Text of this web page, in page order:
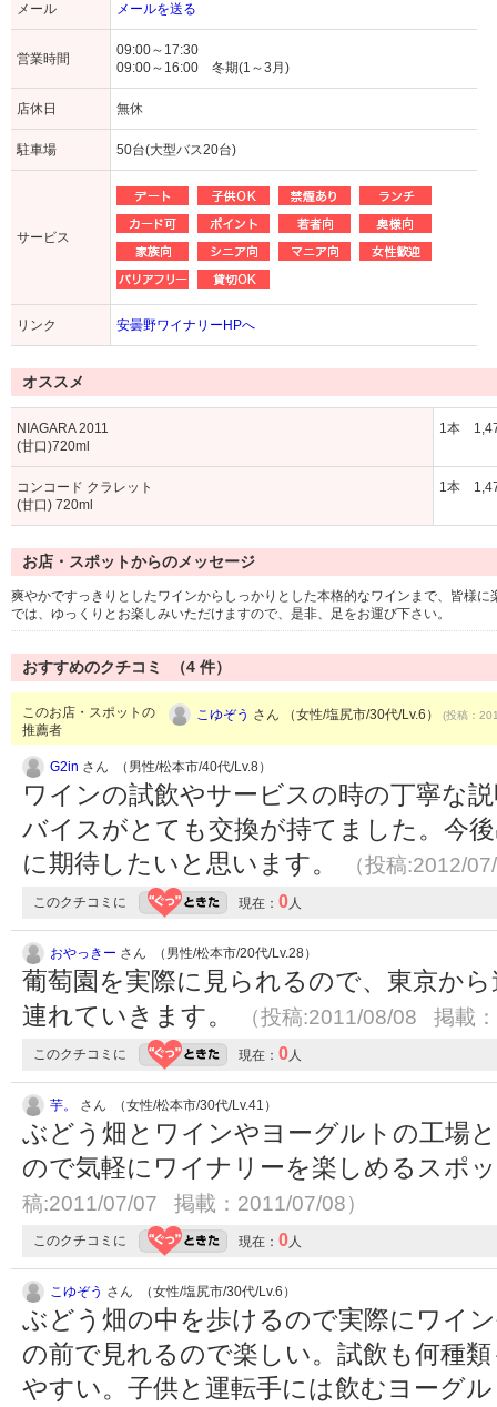
メール メールを送る
営業時間
09:00～17:30
09:00～16:00 冬期(1～3月)
店休日 無休
駐車場 50台(大型バス20台)
サービス
リンク 安曇野ワイナリーHPへ
オススメ
NIAGARA 2011
(甘口)720ml
1本
コンコード クラレット
(甘口) 720ml
1本
お店・スポットからのメッセージ
爽やかですっきりとしたワインからしっかりとした本格的なワインまで、皆様
では、ゆっくりとお楽しみいただけますので、是非、足をお運び下さい。
おすすめのクチコミ （4 件）
このお店・スポットの
推薦者
こゆぞう さん （女性/塩尻市/30代/Lv.6） (投稿：
G2in さん （男性/松本市/40代/Lv.8）
ワインの試飲やサービスの時の丁寧な
バイスがとても交換が持てました。今
に期待したいと思います。
（投稿:2012/
このクチコミに 現在： 0人
おやっきー さん （男性/松本市/20代/Lv.28）
葡萄園を実際に見られるので、東京か
連れていきます。
（投稿:2011/08/08 掲載
このクチコミに 現在： 0人
芋。 さん （女性/松本市/30代/Lv.41）
ぶどう畑とワインやヨーグルトの工場
ので気軽にワイナリーを楽しめるスポ
稿:2011/07/07 掲載：2011/07/08）
このクチコミに 現在： 0人
こゆぞう さん （女性/塩尻市/30代/Lv.6）
ぶどう畑の中を歩けるので実際にワイ
の前で見れるので楽しい。試飲も何種
やすい。子供と運転手には飲むヨーグ